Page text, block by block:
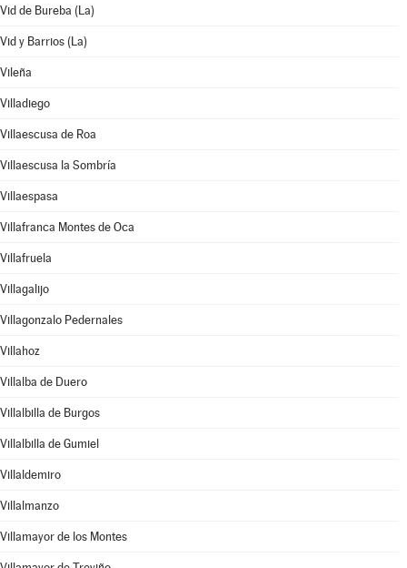
Vid de Bureba (La)
Vid y Barrios (La)
Vileña
Villadiego
Villaescusa de Roa
Villaescusa la Sombría
Villaespasa
Villafranca Montes de Oca
Villafruela
Villagalijo
Villagonzalo Pedernales
Villahoz
Villalba de Duero
Villalbilla de Burgos
Villalbilla de Gumiel
Villaldemiro
Villalmanzo
Villamayor de los Montes